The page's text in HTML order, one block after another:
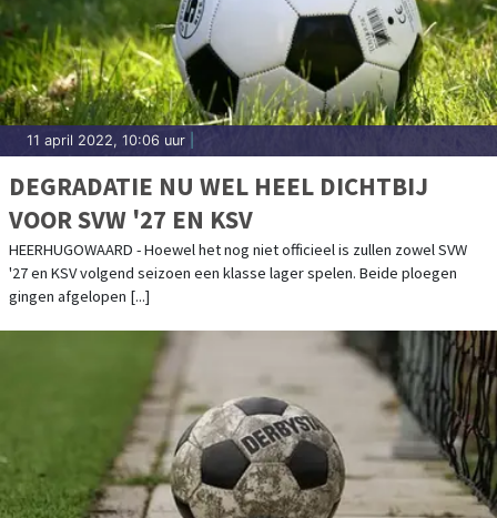
11 april 2022, 10:06 uur
DEGRADATIE NU WEL HEEL DICHTBIJ
VOOR SVW '27 EN KSV
HEERHUGOWAARD - Hoewel het nog niet officieel is zullen zowel SVW
'27 en KSV volgend seizoen een klasse lager spelen. Beide ploegen
gingen afgelopen [...]